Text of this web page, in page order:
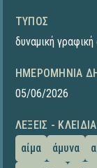
ΤΎΠΟΣ
δυναμική
ΗΜΕΡΟΜΗΝΊΑ
05/06/2026
ΛΈΞΕΙΣ - ΚΛΕΙΔΙΆ
αίμα
άμυνα